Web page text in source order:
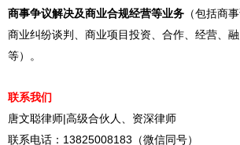
商事争议解决及商业合规经营等业务 （包括商
商业纠纷谈判、商业项目投资、合作、经营、
等）。
联系我们
唐文聪律师|高级合伙人、资深律师
联系电话：13825008183（微信同号）